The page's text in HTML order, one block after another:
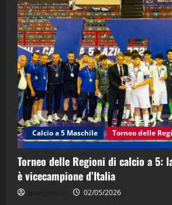
3
"SportEmpire" in
“SportEmpire” in
(Martedi 21 Aprile
21/04/2026
4
"SportEmpire" in
“SportEmpire” in
(Martedi 14 Aprile
15/04/2026
"SportEmpire" in
“SportEmpire” in
Calcio a 5 Maschile Torneo delle
Torneo delle Regioni di calcio a 5:
è vicecampione d’Italia
02/05/2026